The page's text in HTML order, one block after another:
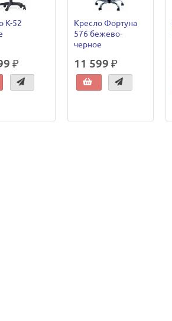
К-52
₽
Кресло Фортуна
576 бежево-
черное
11 599 ₽